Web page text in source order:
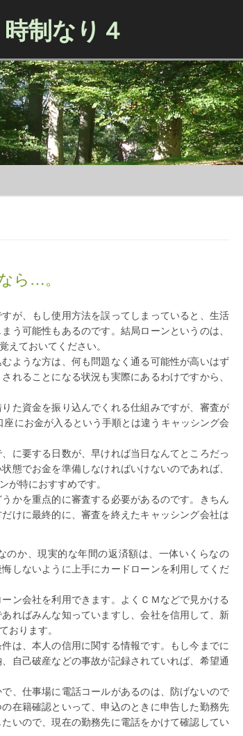
制なり４
ら…。
が、もし使用方法を誤ってしまっていると、生活
う可能性もあるのです。結局ローンというのは、
えておいてください。
ような方は、何も問題なく通る可能性が高いはず
れることになる状況も実際にあるわけですから、
た資金を振り込んでくれる仕組みですが、審査が
にお金が入るという手順とは違うキャッシング会
に要する日数が、早ければ当日なんてところだっ
態でお金を準備しなければいけないのであれば、
が特におすすめです。
かを重点的に審査する必要があるのです。きちん
けに最終的に、審査を終えたキャッシング会社は
か、現実的な年間の返済額は、一体いくらなの
しないように上手にカードローンを利用してくだ
ン会社を利用できます。よくＣＭなどで見かける
ればみんな知っていますし、会社を信用して、新
おります。
は、本人の信用に関する情報です。もし今までに
自己破産などの事故が記録されていれば、希望通
、仕事場に電話コールがあるのは、防げないので
在籍確認といって、申込のときに申告した勤務先
いので、現在の勤務先に電話をかけて確認してい